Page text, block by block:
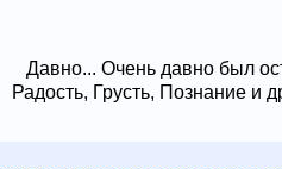
Давно... Очень давно был
Радость, Грусть, Познание и